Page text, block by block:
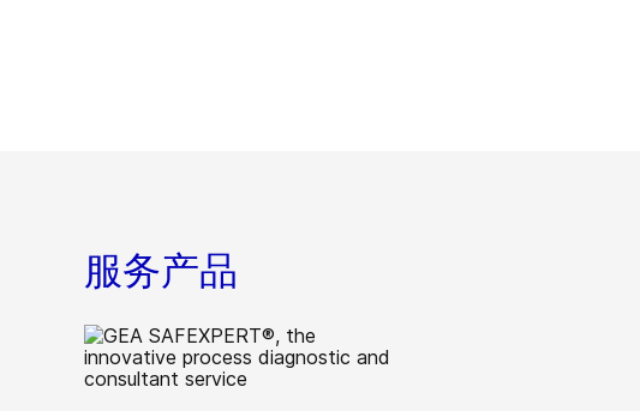
服务产品